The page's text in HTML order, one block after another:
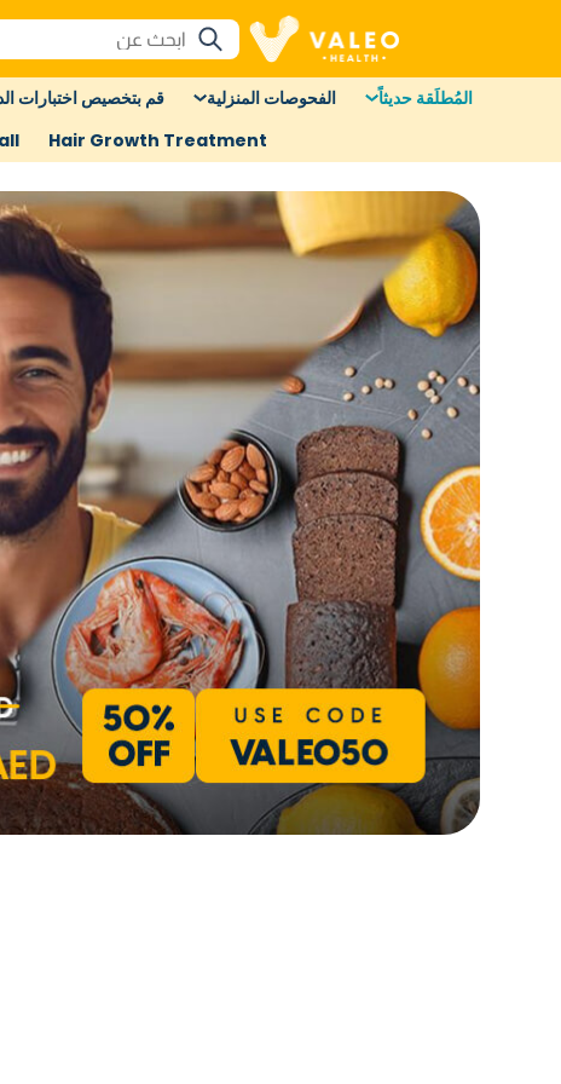
المُطلَقة حديثاً الفحوصات المنزلية قم بتخصيص اختبارات
Hair Growth Treatment